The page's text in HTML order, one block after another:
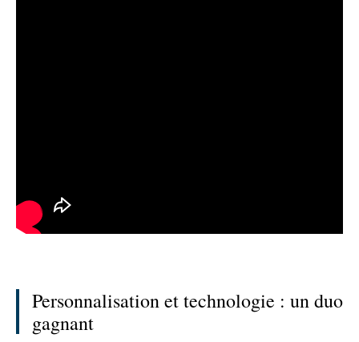
Personnalisation et technologie : un duo
gagnant